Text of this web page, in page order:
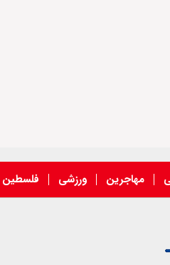
مهاجرین ورزشی فلسطین